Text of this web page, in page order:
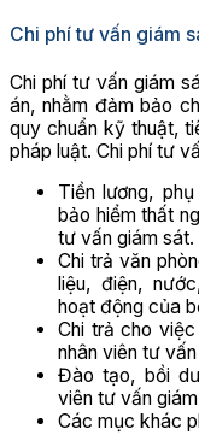
Chi phí tư vấn giám
Chi phí tư vấn giám
án, nhằm đảm bảo
quy chuẩn kỹ thuật,
pháp luật. Chi phí tư
Tiền lương,
bảo hiểm thất
tư vấn giám sát.
Chi trả văn
liệu, điện,
hoạt động của
Chi trả cho
nhân viên tư
Đào tạo, bồi
viên tư vấn
Các mục khác